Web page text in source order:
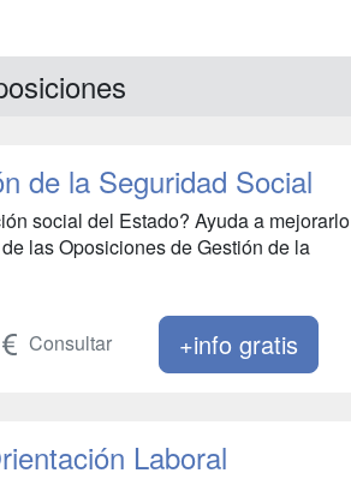
de la Seguridad Social
social del Estado? Ayuda a mejorarlo
las Oposiciones de Gestión de la
Consultar +info gratis
Laboral